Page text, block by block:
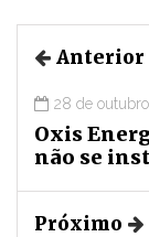
Anterior
28 de
Oxis
não se
Próximo